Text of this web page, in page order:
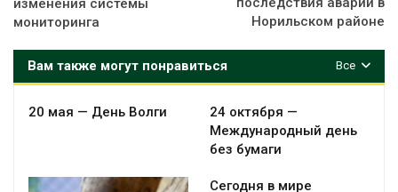
изменения системы
мониторинга
Норильском районе
Все
Вам также могут понравиться
20 мая — День Волги
24 октября —
Международный день
без бумаги
Сегодня в мире